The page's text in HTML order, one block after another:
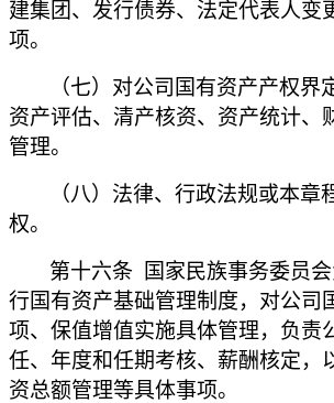
建集团、发行债券、法定代表人变
项。
（七）对公司国有资产产权界
资产评估、清产核资、资产统计、
管理。
（八）法律、行政法规或本章
权。
第十六条 国家民族事务委员
行国有资产基础管理制度，对公司
项、保值增值实施具体管理，负责
任、年度和任期考核、薪酬核定，
资总额管理等具体事项。